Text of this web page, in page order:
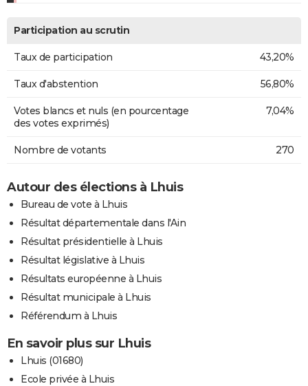
Participation au scrutin
Taux de participation 43,20%
Taux d'abstention 56,80%
Votes blancs et nuls (en pourcentage
des votes exprimés)
7,04%
Nombre de votants 270
Autour des élections à Lhuis
Bureau de vote à Lhuis
Résultat départementale dans l'Ain
Résultat présidentielle à Lhuis
Résultat législative à Lhuis
Résultats européenne à Lhuis
Résultat municipale à Lhuis
Référendum à Lhuis
En savoir plus sur Lhuis
Lhuis (01680)
Ecole privée à Lhuis